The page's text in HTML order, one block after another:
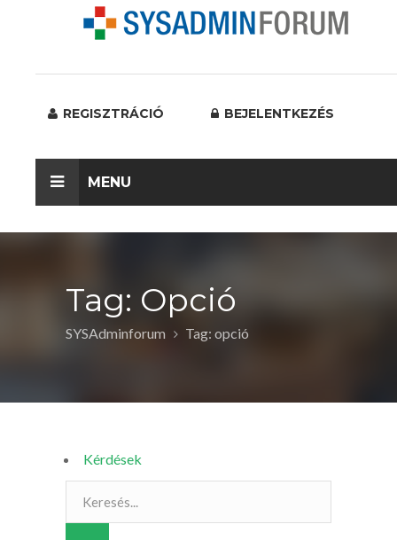
REGISZTRÁCIÓ BEJELENTKEZÉS
MENU
Tag: Opció
SYSAdminforum Tag: opció
Kérdések